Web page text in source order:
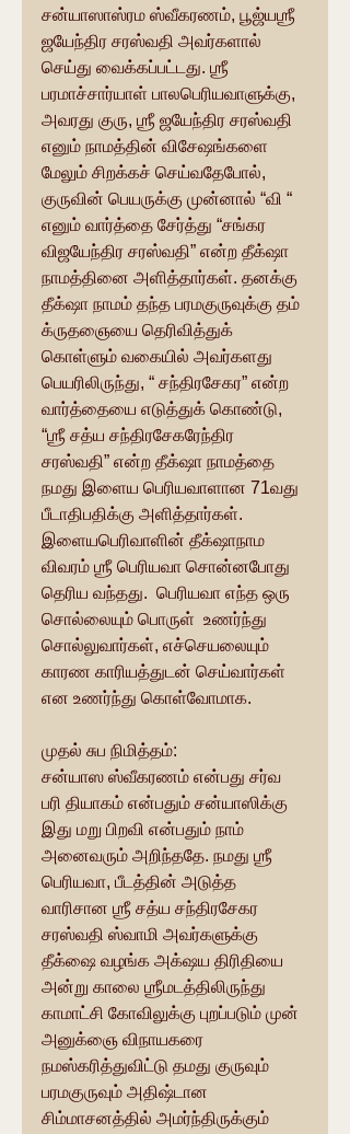
சன்யாஸாஸ்ரம ஸ்வீகரணம், பூஜ்யஶ்ரீ
ஜயேந்திர சரஸ்வதி அவர்களால்
செய்து வைக்கப்பட்டது. ஶ்ரீ
பரமாச்சார்யாள் பாலபெரியவாளுக்கு,
அவரது குரு, ஶ்ரீ ஜயேந்திர சரஸ்வதி
எனும் நாமத்தின் விசேஷங்களை
மேலும் சிறக்கச் செய்வதேபோல்,
குருவின் பெயருக்கு முன்னால் “வி “
எனும் வார்த்தை சேர்த்து “சங்கர
விஜயேந்திர சரஸ்வதி” என்ற தீக்‌ஷா
நாமத்தினை அளித்தார்கள். தனக்கு
தீக்‌ஷா நாமம் தந்த பரமகுருவுக்கு தம்
க்ருதஞையை தெரிவித்துக்
கொள்ளும் வகையில் அவர்களது
பெயரிலிருந்து, “ சந்திரசேகர” என்ற
வார்த்தையை எடுத்துக் கொண்டு,
“ஶ்ரீ சத்ய சந்திரசேகரேந்திர
சரஸ்வதி” என்ற தீக்‌ஷா நாமத்தை
நமது இளைய பெரியவாளான 71வது
பீடாதிபதிக்கு அளித்தார்கள்.
இளையபெரிவாளின் தீக்‌ஷாநாம
விவரம் ஶ்ரீ பெரியவா சொன்னபோது
தெரிய வந்தது.  பெரியவா எந்த ஒரு
சொல்லையும் பொருள்  உணர்ந்து
சொல்லுவார்கள், எச்செயலையும்
காரண காரியத்துடன் செய்வார்கள்
என உணர்ந்து கொள்வோமாக.
முதல் சுப நிமித்தம்:
சன்யாஸ ஸ்வீகரணம் என்பது சர்வ
பரி தியாகம் என்பதும் சன்யாஸிக்கு
இது மறு பிறவி என்பதும் நாம்
அனைவரும் அறிந்ததே. நமது ஶ்ரீ
பெரியவா, பீடத்தின் அடுத்த
வாரிசான ஶ்ரீ சத்ய சந்திரசேகர
சரஸ்வதி ஸ்வாமி அவர்களுக்கு
தீக்‌ஷை வழங்க அக்‌ஷய திரிதியை
அன்று காலை ஶ்ரீமடத்திலிருந்து
காமாட்சி கோவிலுக்கு புறப்படும் முன்
அனுக்ஞை விநாயகரை
நமஸ்கரித்துவிட்டு தமது குருவும்
பரமகுருவும் அதிஷ்டான
சிம்மாசனத்தில் அமர்ந்திருக்கும்